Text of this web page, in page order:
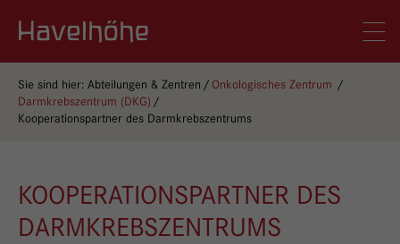
Sie sind hier: Abteilungen & Zentren
Onkologisches Zentrum
Darmkrebszentrum (DKG)
Kooperationspartner des Darmkrebszentrums
KOOPERATIONSPARTNER DES
DARMKREBSZENTRUMS